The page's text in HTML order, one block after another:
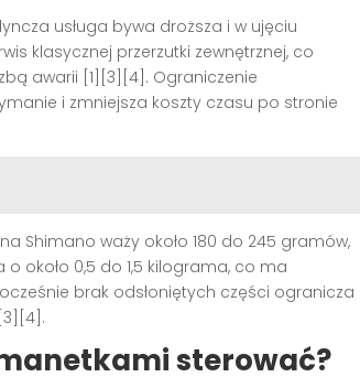
usługa bywa droższa i w ujęciu
klasycznej przerzutki zewnętrznej, co
awarii [1][3][4]. Ograniczenie
i zmniejsza koszty czasu po stronie
Shimano waży około 180 do 245 gramów,
około 0,5 do 1,5 kilograma, co ma
brak odsłoniętych części ogranicza
sterować?